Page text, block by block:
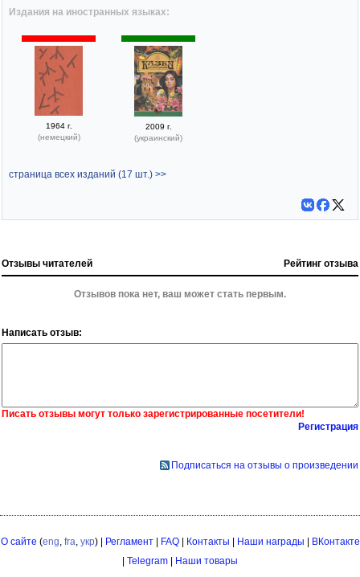
Издания на иностранных языках:
1964 г.
(немецкий)
2009 г.
(украинский)
страница всех изданий (17 шт.) >>
Отзывы читателей Рейтинг отзыва
Отзывов пока нет, ваш может стать первым.
Написать отзыв:
Писать отзывы могут только зарегистрированные посетители!
Регистрация
Подписаться на отзывы о произведении
О сайте (eng fra укр) | Регламент| FAQ| Контакты | Наши награды | ВКонтакте
| Telegram | Наши товары